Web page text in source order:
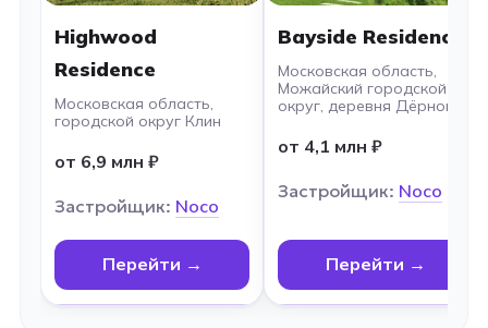
Highwood
Residence
Московская область,
городской округ Клин
от 6,9 млн ₽
Застройщик: Noco
Перейти →
Bayside Residence
Московская область,
Можайский городской
округ, деревня Дёрново
от 4,1 млн ₽
Застройщик: Noco
Перейти →